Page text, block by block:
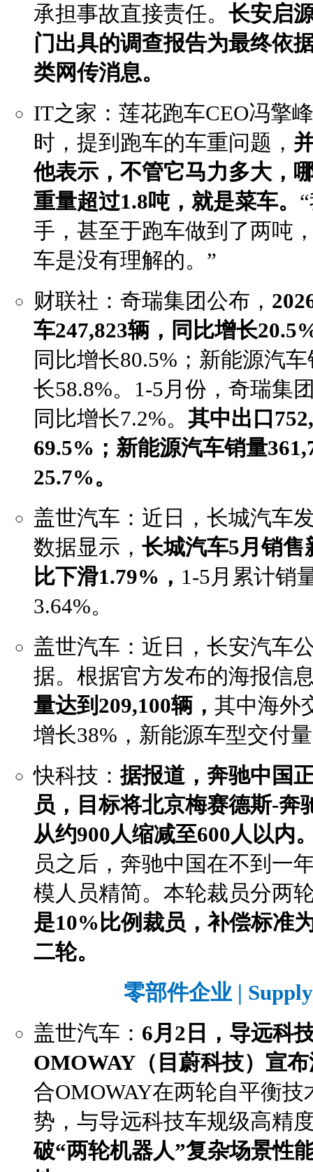
承担事故直接责任。 长安启
门出具的调查报告为最终依
类网传消息。
IT之家：莲花跑车CEO冯擎
时，提到跑车的车重问题，
他表示， 不管它马力多大，
重量超过1.8吨，就是菜车。
手，甚至于跑车做到了两吨
车是没有理解的。”
财联社：奇瑞集团公布，
车247,823辆，同比增长
同比增长80.5%；新能源汽
长58.8%。1-5月份，奇瑞集
同比增长7.2%。 其中出口
69.5%；新能源汽车销量
25.7%。
盖世汽车：近日，长城汽车
数据显示， 长城汽车5月销售
比下滑1.79%， 1-5月累计销
3.64%。
盖世汽车：近日，长安汽车
据。根据官方发布的海报信
量达到209,100辆， 其中海外
增长38%，新能源车型交付
快科技：据报道，奔驰中国
员， 目标将北京梅赛德斯-
从约900人缩减至600人以内
员之后，奔驰中国在不到一
模人员精简。本轮裁员分两
是10%比例裁员，补偿标准
二轮。
零部件企业 |
盖世汽车： 6月2日，导远科
OMOWAY（目蔚科技）宣
合OMOWAY在两轮自平衡
势，与导远科技车规级高精
破“两轮机器人”复杂场景性